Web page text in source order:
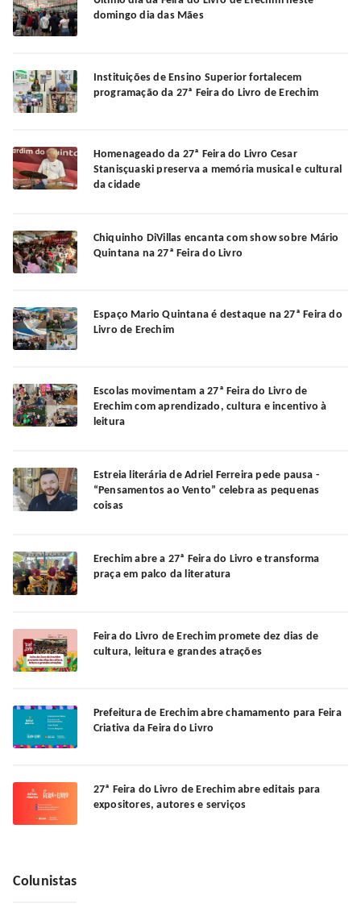
domingo dia das Mães
Instituições de Ensino Superior fortalecem
programação da 27ª Feira do Livro de Erechim
Homenageado da 27ª Feira do Livro Cesar
Stanisçuaski preserva a memória musical e cultural
da cidade
Chiquinho DiVillas encanta com show sobre Mário
Quintana na 27ª Feira do Livro
Espaço Mario Quintana é destaque na 27ª Feira do
Livro de Erechim
Escolas movimentam a 27ª Feira do Livro de
Erechim com aprendizado, cultura e incentivo à
leitura
Estreia literária de Adriel Ferreira pede pausa -
“Pensamentos ao Vento” celebra as pequenas
coisas
Erechim abre a 27ª Feira do Livro e transforma
praça em palco da literatura
Feira do Livro de Erechim promete dez dias de
cultura, leitura e grandes atrações
Prefeitura de Erechim abre chamamento para Feira
Criativa da Feira do Livro
27ª Feira do Livro de Erechim abre editais para
expositores, autores e serviços
Colunistas